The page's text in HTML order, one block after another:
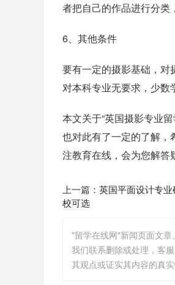
者把自己的作品进行分类
6、其他条件
要有一定的摄影基础，对
对本科专业无要求，少数
本文关于“英国摄影专业
也对此有了一定的了解，
注教育在线，会为您解答
上一篇： 英国平面设计专
校可选
"留学在线网"新闻页面文
其观点或证实其内容的真实